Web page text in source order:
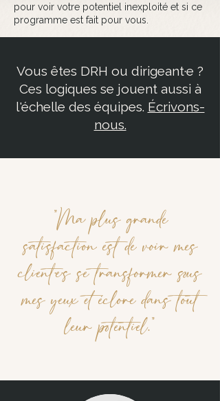
pour voir votre potentiel inexploité et si ce
programme est fait pour vous.
Vous êtes DRH ou dirigeant·e ?
Ces logiques se jouent aussi à
l'échelle des équipes. Écrivons-
nous.
"Ma plus grande
satisfaction est de voir mes
client·e·s se transformer sous
mes yeux et éclore dans tout
leur potentiel."